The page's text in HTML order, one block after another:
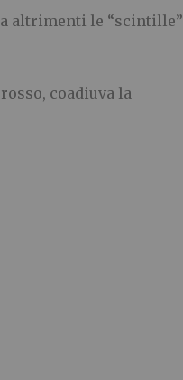
altrimenti le “scintille”
coadiuva la